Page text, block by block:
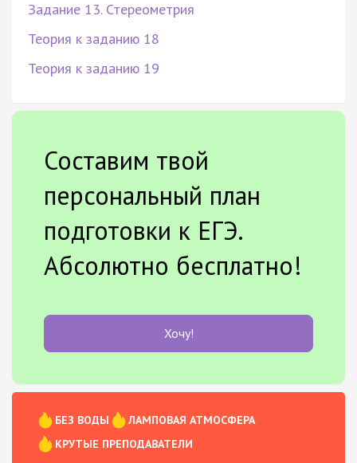
Задание 13. Стереометрия
Теория к заданию 18
Теория к заданию 19
Составим твой
персональный план
подготовки к ЕГЭ.
Абсолютно бесплатно!
Хочу!
БЕЗ ВОДЫ
ЛАМПОВАЯ АТМОСФЕРА
КРУТЫЕ ПРЕПОДАВАТЕЛИ